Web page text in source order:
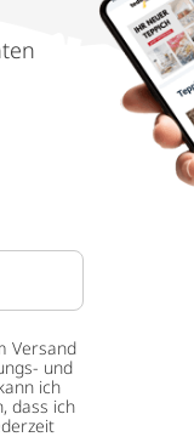
Versand
und
ich
dass ich